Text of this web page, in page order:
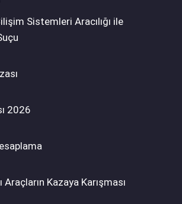
Sistemleri Aracılığı ile
2026
Araçların Kazaya Karışması